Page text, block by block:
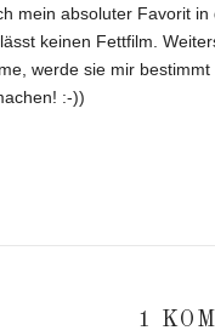
mein absoluter Favorit in
keinen Fettfilm.
werde sie mir
:-))
1